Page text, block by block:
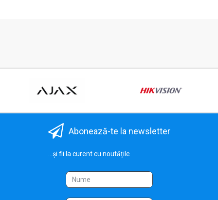
Abonează-te la newsletter
...și fii la curent cu noutățile